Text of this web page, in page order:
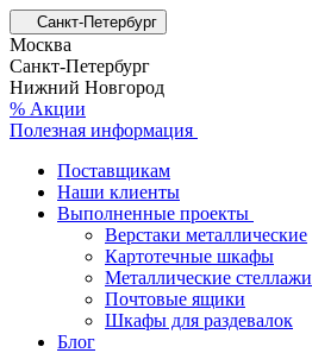
Санкт-Петербург
Москва
Санкт-Петербург
Нижний Новгород
% Акции
Полезная информация
Поставщикам
Наши клиенты
Выполненные проекты
Верстаки металлические
Картотечные шкафы
Металлические стеллажи
Почтовые ящики
Шкафы для раздевалок
Блог